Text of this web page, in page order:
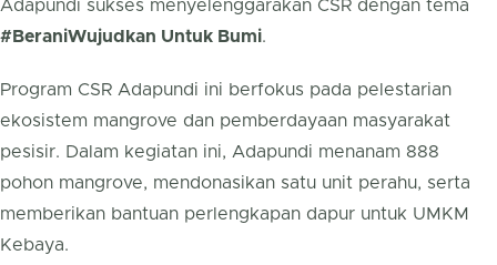
Adapundi sukses menyelenggarakan CSR dengan tema
#BeraniWujudkan Untuk Bumi.
Program CSR Adapundi ini berfokus pada pelestarian
ekosistem mangrove dan pemberdayaan masyarakat
pesisir. Dalam kegiatan ini, Adapundi menanam 888
pohon mangrove, mendonasikan satu unit perahu, serta
memberikan bantuan perlengkapan dapur untuk UMKM
Kebaya.